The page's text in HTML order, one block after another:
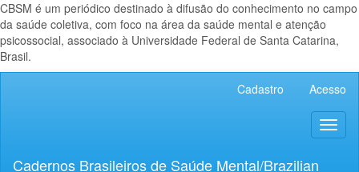
CBSM é um periódico destinado à difusão do conhecimento no campo
da saúde coletiva, com foco na área da saúde mental e atenção
psicossocial, associado à Universidade Federal de Santa Catarina,
Brasil.
Lateral
Cadastro Acesso
Cadernos Brasileiros de Saúde Mental/Brazilian